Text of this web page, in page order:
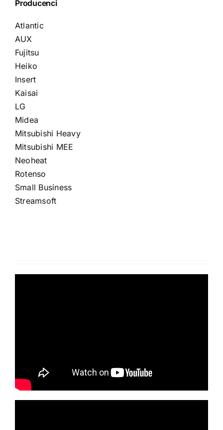
Producenci
Atlantic
AUX
Fujitsu
Heiko
Insert
Kaisai
LG
Midea
Mitsubishi Heavy
Mitsubishi MEE
Neoheat
Rotenso
Small Business
Streamsoft